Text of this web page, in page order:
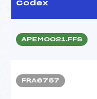
Codex
APEM0021.FFS
FRA6757